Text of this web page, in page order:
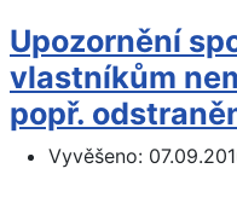
Upozornění
vlastníkům
popř.
Vyvěšeno: